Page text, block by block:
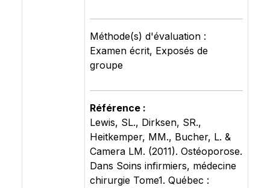
Méthode(s) d'évaluation :
Examen écrit, Exposés de
groupe
Référence :
Lewis, SL., Dirksen, SR.,
Heitkemper, MM., Bucher, L. &
Camera LM. (2011). Ostéoporose.
Dans Soins infirmiers, médecine
chirurgie Tome1. Québec :